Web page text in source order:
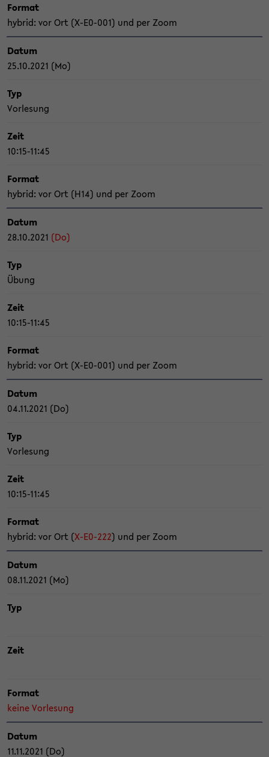
For­mat
hy­brid: vor Ort (X-​E0-001) und per Zoom
Datum
25.10.2021 (Mo)
Typ
Vor­le­sung
Zeit
10:15-11:45
For­mat
hy­brid: vor Ort (H14) und per Zoom
Datum
28.10.2021 (Do)
Typ
Übung
Zeit
10:15-11:45
For­mat
hy­brid: vor Ort (X-​E0-001) und per Zoom
Datum
04.11.2021 (Do)
Typ
Vor­le­sung
Zeit
10:15-11:45
For­mat
hy­brid: vor Ort (X-​E0-222) und per Zoom
Datum
08.11.2021 (Mo)
Typ
Zeit
For­mat
keine Vor­le­sung
Datum
11.11.2021 (Do)